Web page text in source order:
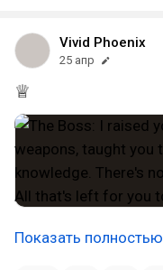
Vivid Phoenix
25 апр
♕
Показать полностью